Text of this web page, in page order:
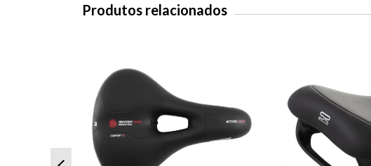
Produtos relacionados